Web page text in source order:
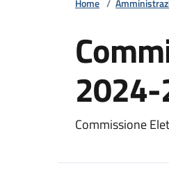
Home /
Commissione